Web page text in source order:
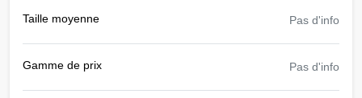
Taille moyenne Pas d'info
Gamme de prix Pas d'info